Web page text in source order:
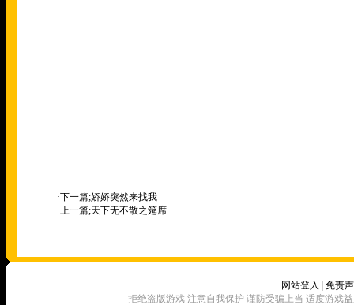
·下一篇;娇娇突然来找我
·上一篇;天下无不散之筵席
网站登入
免责
拒绝盗版游戏 注意自我保护 谨防受骗上当 适度游戏